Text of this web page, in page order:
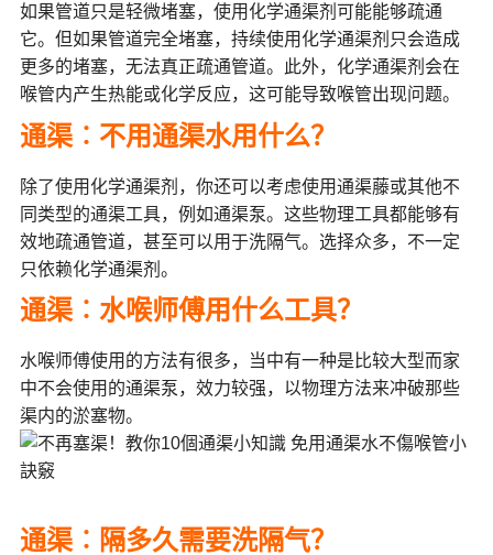
如果管道只是轻微堵塞，使用化学通渠剂可能能够疏通
它。但如果管道完全堵塞，持续使用化学通渠剂只会造成
更多的堵塞，无法真正疏通管道。此外，化学通渠剂会在
喉管内产生热能或化学反应，这可能导致喉管出现问题。
通渠︰不用通渠水用什么？
除了使用化学通渠剂，你还可以考虑使用通渠藤或其他不
同类型的通渠工具，例如通渠泵。这些物理工具都能够有
效地疏通管道，甚至可以用于洗隔气。选择众多，不一定
只依赖化学通渠剂。
通渠︰水喉师傅用什么工具？
水喉师傅使用的方法有很多，当中有一种是比较大型而家
中不会使用的通渠泵，效力较强，以物理方法来冲破那些
渠内的淤塞物。
通渠︰隔多久需要洗隔气？